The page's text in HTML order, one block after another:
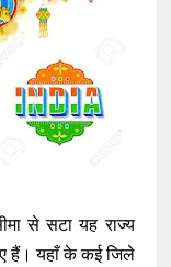
से सटा यह राज्य
हैं। यहाँ के कई जिले